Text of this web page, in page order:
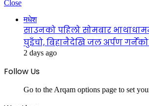
Close
मधेश
साउनको पहिलो सोमबार
घुइँचो, बिहानैदेखि जल अर्पण
2 days ago
Follow Us
Go to the Arqam options page to set